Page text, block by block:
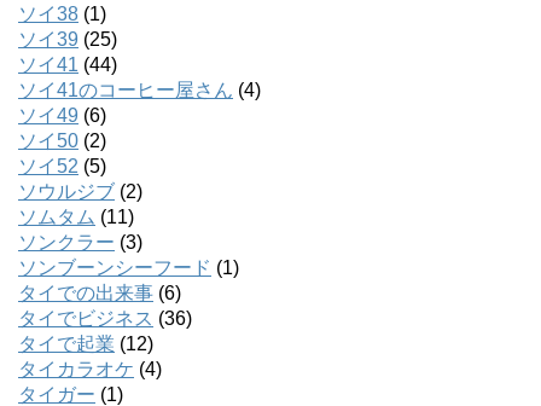
ソイ38 (1)
ソイ39 (25)
ソイ41 (44)
ソイ41のコーヒー屋さん (4)
ソイ49 (6)
ソイ50 (2)
ソイ52 (5)
ソウルジブ (2)
ソムタム (11)
ソンクラー (3)
ソンブーンシーフード (1)
タイでの出来事 (6)
タイでビジネス (36)
タイで起業 (12)
タイカラオケ (4)
タイガー (1)